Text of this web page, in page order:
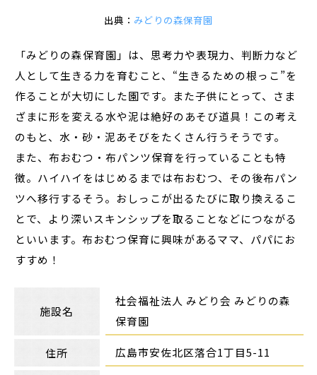
出典： みどりの森保育園
「みどりの森保育園」は、思考力や表現力、判断力など
人として生きる力を育むこと、“生きるための根っこ”を
作ることが大切にした園です。また子供にとって、さま
ざまに形を変える水や泥は絶好のあそび道具！この考え
のもと、水・砂・泥あそびをたくさん行うそうです。
また、布おむつ・布パンツ保育を行っていることも特
徴。ハイハイをはじめるまでは布おむつ、その後布パン
ツへ移行するそう。おしっこが出るたびに取り換えるこ
とで、より深いスキンシップを取ることなどにつながる
といいます。布おむつ保育に興味があるママ、パパにお
すすめ！
施設名
社会福祉法人 みどり会 みどりの森
保育園
住所 広島市安佐北区落合1丁目5-11